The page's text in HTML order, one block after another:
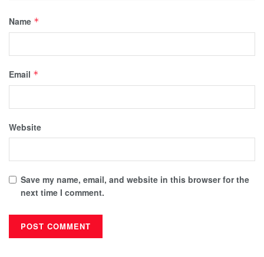
Name *
Email *
Website
Save my name, email, and website in this browser for the
next time I comment.